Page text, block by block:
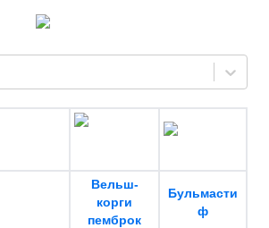
Вельш-
корги
пемброк
Бульмасти
ф